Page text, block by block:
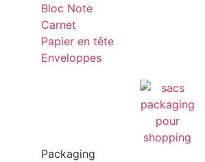
Bloc Note
Carnet
Papier en tête
Enveloppes
Packaging